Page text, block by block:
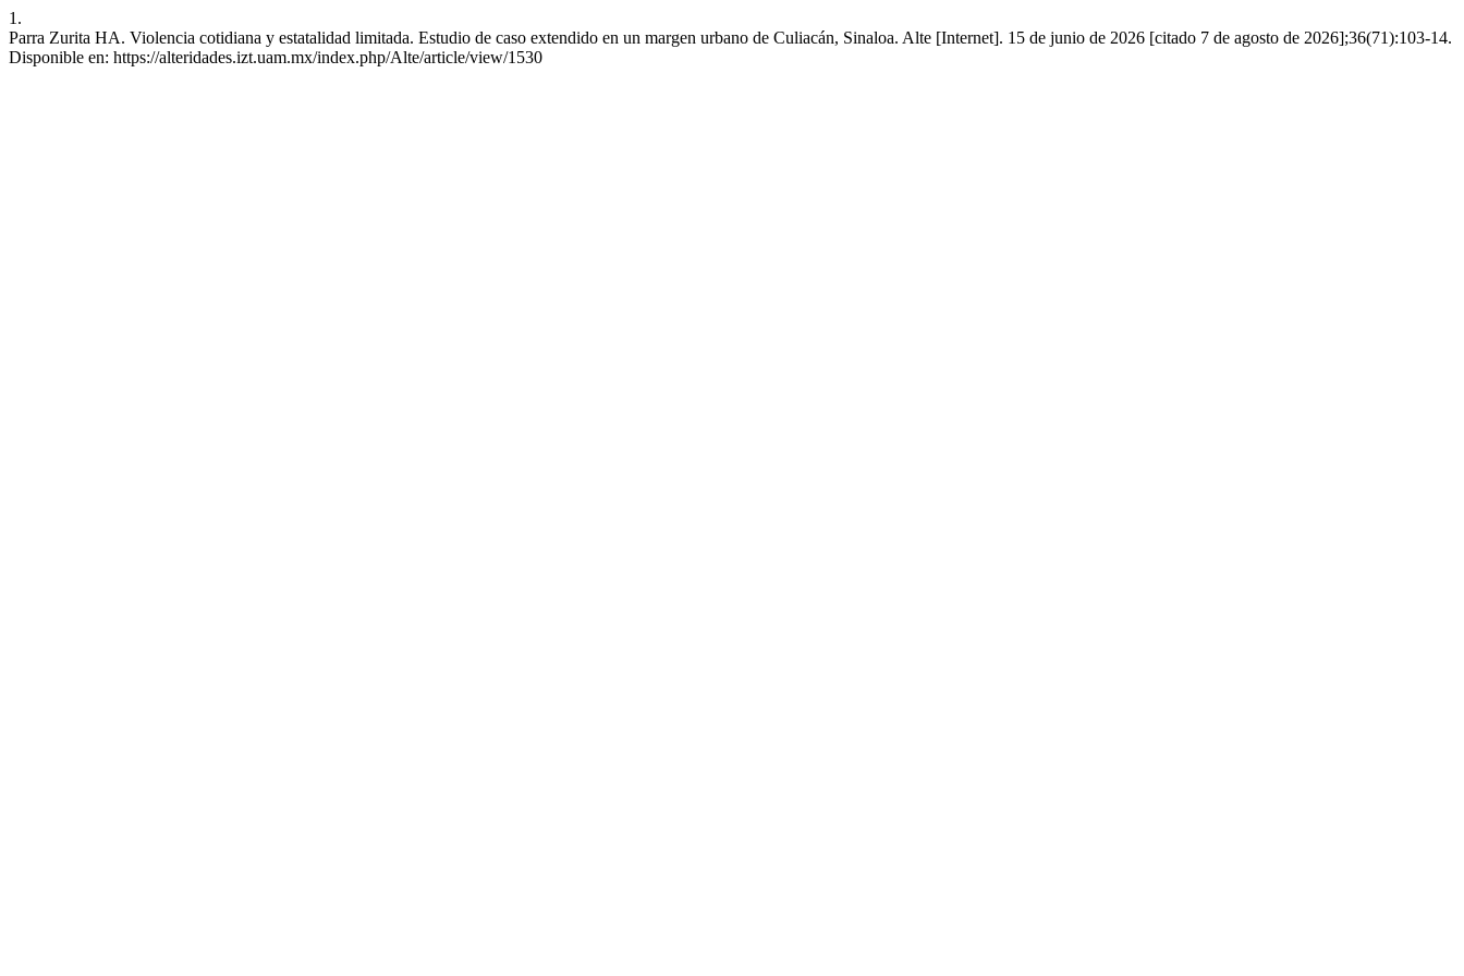
1.
Parra Zurita HA. Violencia cotidiana y estatalidad limitada. Estudio de caso extendido en un margen urbano de Culiacán, Sinaloa. Alte [Internet]. 15 de junio de 2026 [citado 7 de agosto de 2026];36(71):103-14.
Disponible en: https://alteridades.izt.uam.mx/index.php/Alte/article/view/1530